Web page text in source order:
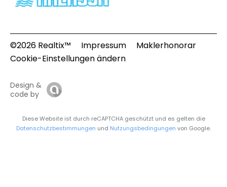
©2026 Realtix™ Impressum
Maklerhonorar
Cookie-Einstellungen ändern
Design &
code by
Diese Website ist durch reCAPTCHA geschützt und es gelten die
Datenschutzbestimmungen und Nutzungsbedingungen von Google.